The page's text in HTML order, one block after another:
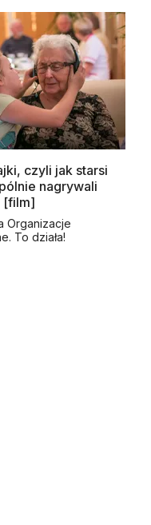
czyli jak starsi
nagrywali
[film]
Organizacje
To działa!